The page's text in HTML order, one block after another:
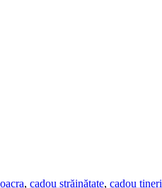
, cadou străinătate, cadou tineri